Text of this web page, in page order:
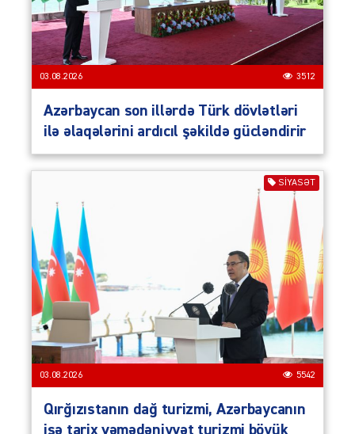
03.08.2026 3512
Azərbaycan son illərdə Türk dövlətləri
ilə əlaqələrini ardıcıl şəkildə gücləndirir
SIYASƏT
03.08.2026 5542
Qırğızıstanın dağ turizmi, Azərbaycanın
isə tarix vəmədəniyyət turizmi böyük